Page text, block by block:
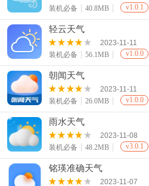
装机必备
40.8MB v1.0.1
轻云天气
2023-11-11
装机必备
56.1MB v1.0.0
朝闻天气
2023-11-11
装机必备
26.0MB v1.0.0
雨水天气
2023-11-08
装机必备
48.2MB v3.0.1
铭瑛准确天气
2023-11-07